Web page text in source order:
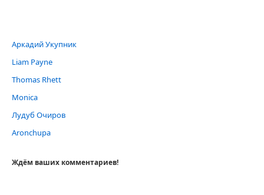
Аркадий Укупник
Liam Payne
Thomas Rhett
Monica
Лудуб Очиров
Aronchupa
Ждём ваших комментариев!